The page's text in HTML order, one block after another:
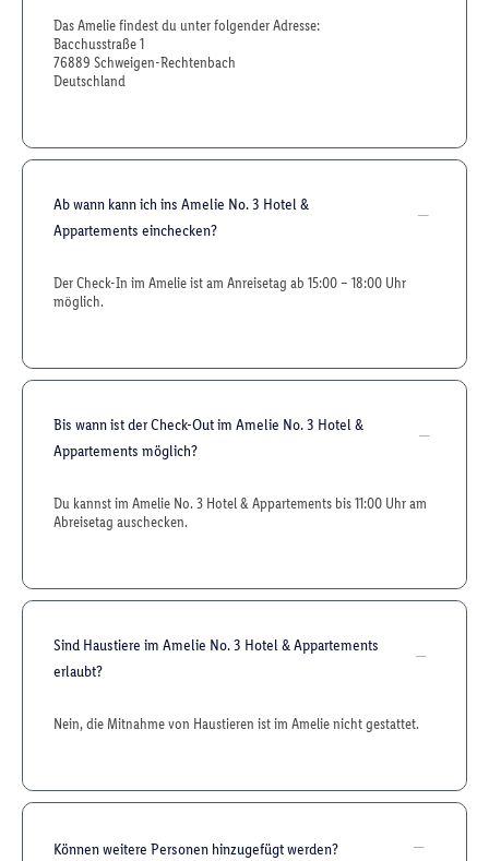
Das Amelie findest du unter folgender Adresse:
Bacchusstraße 1
76889 Schweigen-Rechtenbach
Deutschland
Ab wann kann ich ins Amelie No. 3 Hotel &
Appartements einchecken?
Der Check-In im Amelie ist am Anreisetag ab 15:00 – 18:00 Uhr
möglich.
Bis wann ist der Check-Out im Amelie No. 3 Hotel &
Appartements möglich?
Du kannst im Amelie No. 3 Hotel & Appartements bis 11:00 Uhr am
Abreisetag auschecken.
Sind Haustiere im Amelie No. 3 Hotel & Appartements
erlaubt?
Nein, die Mitnahme von Haustieren ist im Amelie nicht gestattet.
Können weitere Personen hinzugefügt werden?